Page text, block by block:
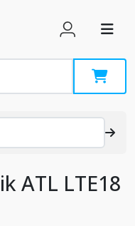
ATL LTE18